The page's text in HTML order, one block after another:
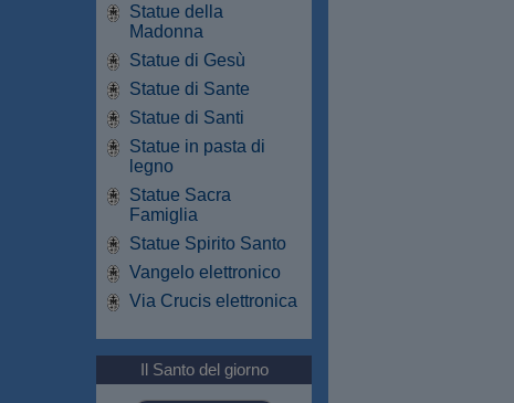
Statue della
Madonna
Statue di Gesù
Statue di Sante
Statue di Santi
Statue in pasta di
legno
Statue Sacra
Famiglia
Statue Spirito Santo
Vangelo elettronico
Via Crucis elettronica
Il Santo del giorno